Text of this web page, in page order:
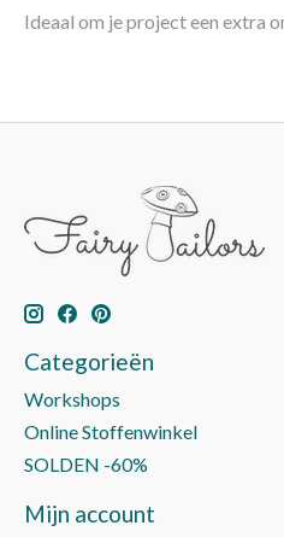
Ideaal om je project een extra
Categorieën
Workshops
Online Stoffenwinkel
SOLDEN -60%
Mijn account